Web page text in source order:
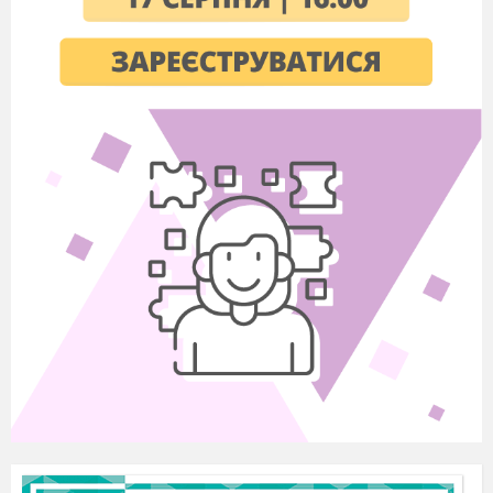
оволодіння українською мовою;
4) прищеплення шанобливого ставлення
до культури, звичаїв, традицій українців та
5) виховання духовної культури
особистості, створення умов для вибору нею
своєї світоглядної позиції;
6) утвердження принципів вселюдської
моралі, правди, справедливості, патріотизму,
доброти, працелюбності та моралі;
7) формування творчої особистості,
виховання цивілізованого господаря;
8) виховання поваги до Конституції,
законодавства України, державної символіки;
9) формування глибокого усвідомлення
взаємозв’язку між ідеями свободи, правами
виховання учнівської молоді у школі